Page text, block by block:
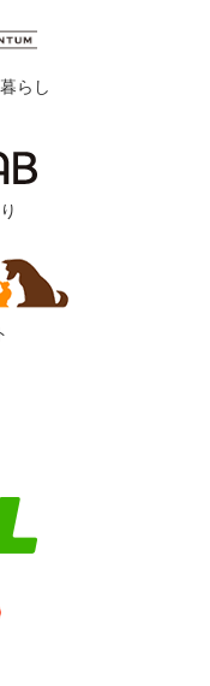
らし